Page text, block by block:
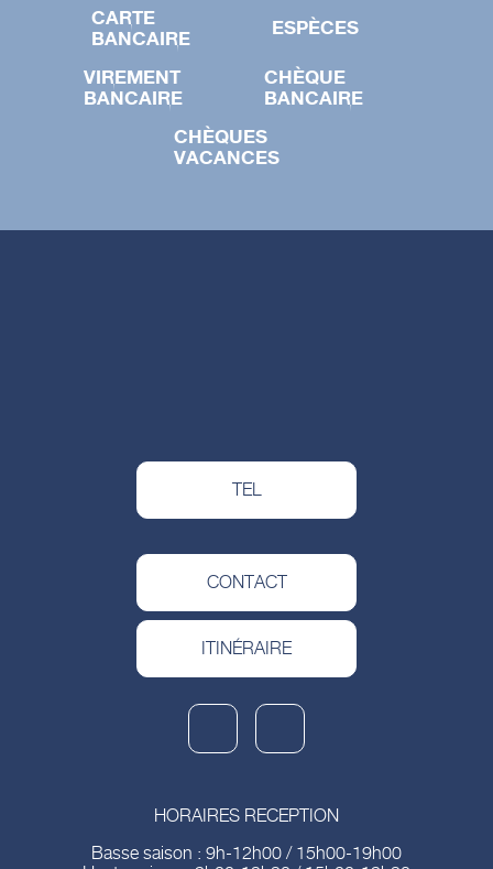
CARTE
BANCAIRE
ESPÈCES
VIREMENT
BANCAIRE
CHÈQUE
BANCAIRE
CHÈQUES
VACANCES
TEL
CONTACT
ITINÉRAIRE
HORAIRES RECEPTION
Basse saison : 9h-12h00 / 15h00-19h00